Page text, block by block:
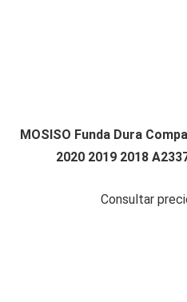
MOSISO Funda Dura
2020 2019 2018
Consultar